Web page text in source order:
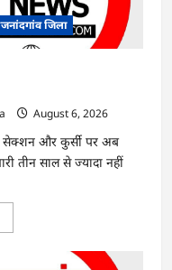
हरियाली
जिला
August 6, 2026
सेक्शन और कुर्सी पर अब
तीन साल से ज्यादा नहीं